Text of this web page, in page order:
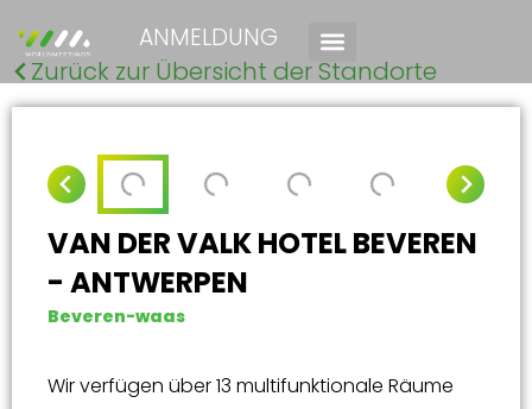
ANMELDUNG
Zurück zur Übersicht der Standorte
VAN DER VALK HOTEL BEVEREN
- ANTWERPEN
Beveren-waas
Wir verfügen über 13 multifunktionale Räume